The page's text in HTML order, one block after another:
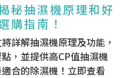
秘抽濕機原理和好
購指南！
詳解抽濕機原理及功能，
，並提供高CP值抽濕機
合的除濕機！立即查看